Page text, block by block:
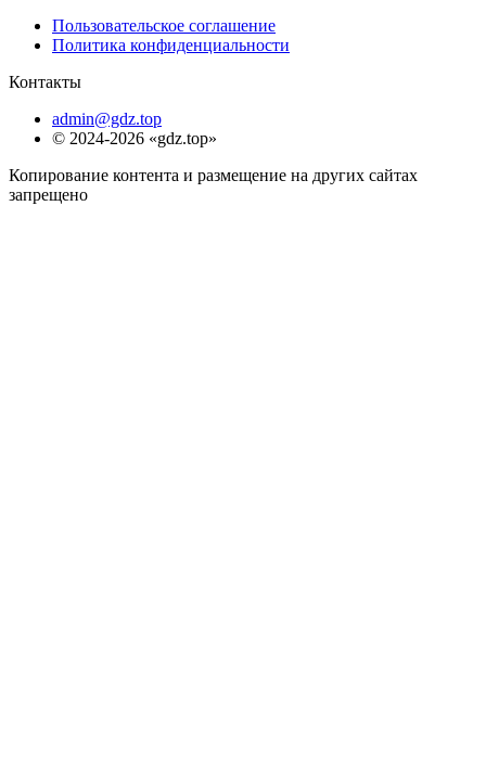
Пользовательское соглашение
Политика конфиденциальности
Контакты
admin@gdz.top
© 2024-2026 «gdz.top»
Копирование контента и размещение на других сайтах
запрещено